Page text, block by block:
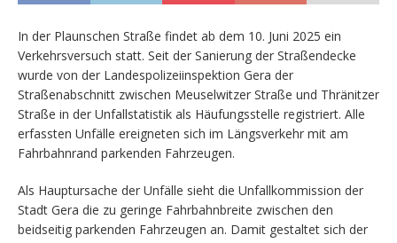
In der Plaunschen Straße findet ab dem 10. Juni 2025 ein
Verkehrsversuch statt. Seit der Sanierung der Straßendecke
wurde von der Landespolizeiinspektion Gera der
Straßenabschnitt zwischen Meuselwitzer Straße und Thränitzer
Straße in der Unfallstatistik als Häufungsstelle registriert. Alle
erfassten Unfälle ereigneten sich im Längsverkehr mit am
Fahrbahnrand parkenden Fahrzeugen.
Als Hauptursache der Unfälle sieht die Unfallkommission der
Stadt Gera die zu geringe Fahrbahnbreite zwischen den
beidseitig parkenden Fahrzeugen an. Damit gestaltet sich der